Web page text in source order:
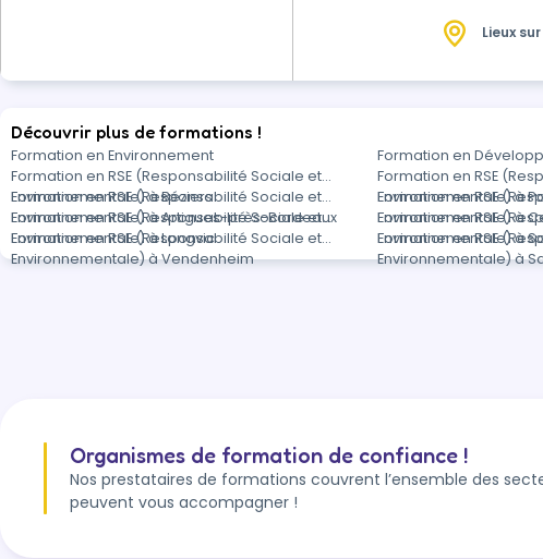
Lieux
Découvrir plus de formations !
Formation en Environnement
Formation en
Formation en RSE (Responsabilité Sociale et
Environnementale) à Béziers
Formation en RSE
Environnementale) à
Formation en RSE (Responsabilité Sociale et
Environnementale) à Artigues-près-Bordeaux
Formation en RSE
Environnementale) à
Formation en RSE (Responsabilité Sociale et
Environnementale) à Longvic
Formation en RSE
Environnementale) à
Formation en RSE (Responsabilité Sociale et
Environnementale) à Vendenheim
Formation en RSE
Environnementale) à
Organismes de formation de confiance !
Nos prestataires de formations couvrent l’ensemble des
peuvent vous accompagner !